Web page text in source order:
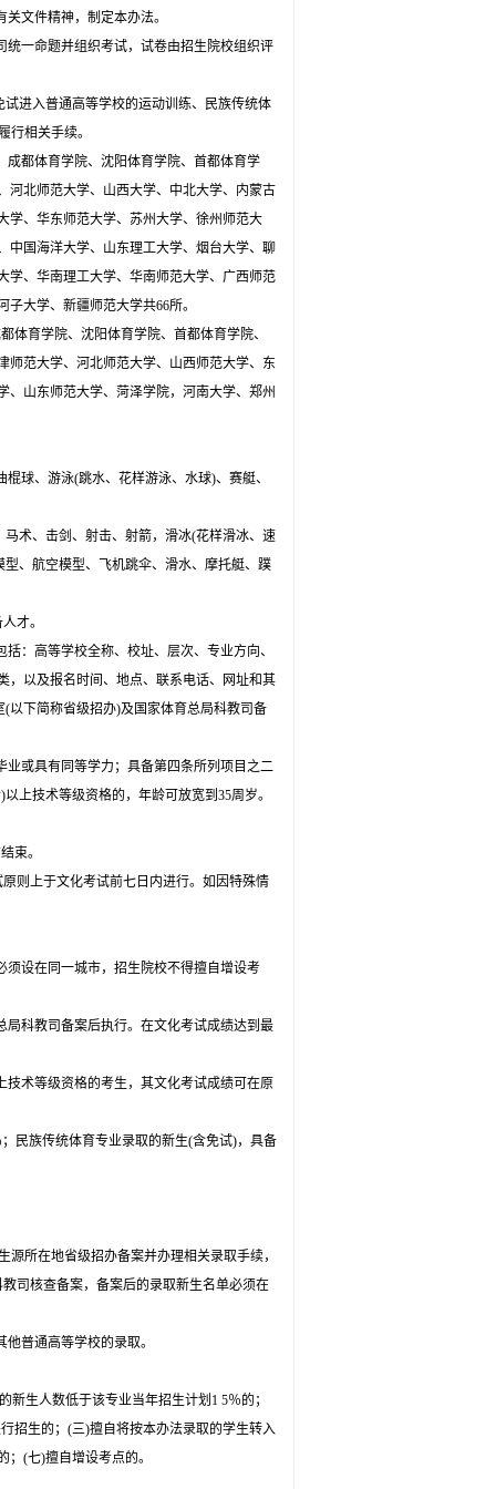
文件精神，制定本办法。
一命题并组织考试，试卷由招生院校组织评
进入普通高等学校的运动训练、民族传统体
行相关手续。
都体育学院、沈阳体育学院、首都体育学
河北师范大学、山西大学、中北大学、内蒙古
学、华东师范大学、苏州大学、徐州师范大
中国海洋大学、山东理工大学、烟台大学、聊
学、华南理工大学、华南师范大学、广西师范
子大学、新疆师范大学共66所。
体育学院、沈阳体育学院、首都体育学院、
师范大学、河北师范大学、山西师范大学、东
山东师范大学、菏泽学院，河南大学、郑州
棍球、游泳(跳水、花样游泳、水球)、赛艇、
术、击剑、射击、射箭，滑冰(花样滑冰、速
型、航空模型、飞机跳伞、滑水、摩托艇、蹼
才。
：高等学校全称、校址、层次、专业方向、
，以及报名时间、地点、联系电话、网址和其
(以下简称省级招办)及国家体育总局科教司备
或具有同等学力；具备第四条所列项目之二
)以上技术等级资格的，年龄可放宽到 35周岁。
束。
则上于文化考试前七日内进行。如因特殊情
设在同一城市，招生院校不得擅自增设考
科教司备案后执行。在文化考试成绩达到最
技术等级资格的考生，其文化考试成绩可在原
； 民族传统体育专业录取的新生(含免试)，具备
源所在地省级招办备案并办理相关录取手续，
教司核查备案，备案后的录取新生名单必须在
普通高等学校的录取。
新生人数低于该专业当年招生计划 1 5％的；
招生的； (三)擅自将按本办法录取的学生转入
； (七)擅自增设考点的。